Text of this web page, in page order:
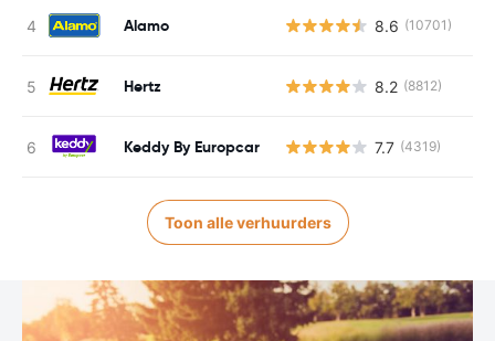
Alamo 8.6 (10701)
Hertz 8.2 (8812)
Keddy By Europcar 7.7 (4319)
Toon alle verhuurders